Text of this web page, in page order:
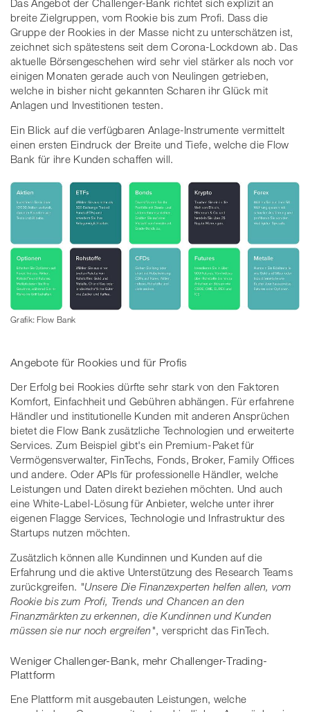
Das Angebot der Challenger-Bank richtet sich explizit an
breite Zielgruppen, vom Rookie bis zum Profi. Dass die
Gruppe der Rookies in der Masse nicht zu unterschätzen ist,
zeichnet sich spätestens seit dem Corona-Lockdown ab. Das
aktuelle Börsengeschehen wird sehr viel stärker als noch vor
einigen Monaten gerade auch von Neulingen getrieben,
welche in bisher nicht gekannten Scharen ihr Glück mit
Anlagen und Investitionen testen.
Ein Blick auf die verfügbaren Anlage-Instrumente vermittelt
einen ersten Eindruck der Breite und Tiefe, welche die Flow
Bank für ihre Kunden schaffen will.
Grafik: Flow Bank
Angebote für Rookies und für Profis
Der Erfolg bei Rookies dürfte sehr stark von den Faktoren
Komfort, Einfachheit und Gebühren abhängen. Für erfahrene
Händler und institutionelle Kunden mit anderen Ansprüchen
bietet die Flow Bank zusätzliche Technologien und erweiterte
Services. Zum Beispiel gibt's ein Premium-Paket für
Vermögensverwalter, FinTechs, Fonds, Broker, Family Offices
und andere. Oder APIs für professionelle Händler, welche
Leistungen und Daten direkt beziehen möchten. Und auch
eine White-Label-Lösung für Anbieter, welche unter ihrer
eigenen Flagge Services, Technologie und Infrastruktur des
Startups nutzen möchten.
Zusätzlich können alle Kundinnen und Kunden auf die
Erfahrung und die aktive Unterstützung des Research Teams
zurückgreifen. "Unsere Die Finanzexperten helfen allen, vom
Rookie bis zum Profi, Trends und Chancen an den
Finanzmärkten zu erkennen, die Kundinnen und Kunden
müssen sie nur noch ergreifen", verspricht das FinTech.
Weniger Challenger-Bank, mehr Challenger-Trading-
Plattform
Ene Plattform mit ausgebauten Leistungen, welche